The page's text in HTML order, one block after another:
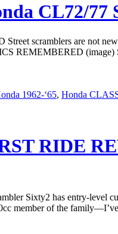
CL72/77
scramblers are not
REMEMBERED
1962-‘65, Honda
RIDE
Sixty2 has entry-level
member of the family—I’ve